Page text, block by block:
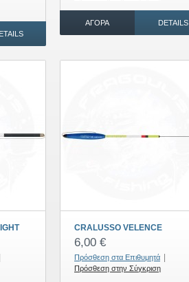
ΑΓΟΡΆ DETAILS
CRALUSSO VELENCE
6,00 €
Πρόσθεση στα Επιθυμητά
Πρόσθεση στην Σύγκριση